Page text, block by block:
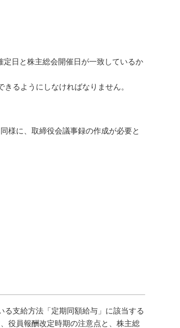
日と株主総会開催日が一致しているか
るようにしなければなりません。
様に、取締役会議事録の作成が必要と
支給方法「定期同額給与」に該当する
役員報酬改定時期の注意点と、株主総